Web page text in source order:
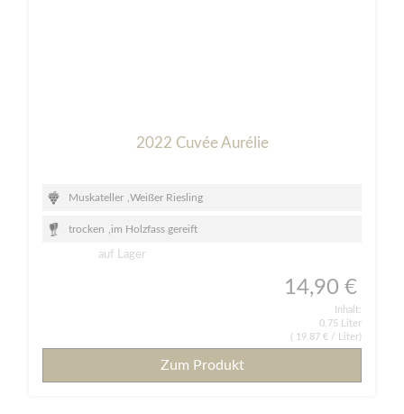
2022 Cuvée Aurélie
Muskateller Weißer Riesling
trocken im Holzfass gereift
auf Lager
14,90 €
Inhalt:
0,75 Liter
19,87 € / Liter)
Zum Produkt